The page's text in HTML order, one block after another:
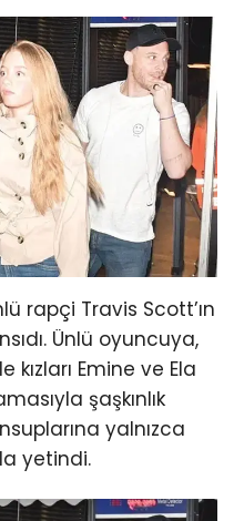
rapçi Travis Scott’ın
Ünlü oyuncuya,
kızları Emine ve Ela
şaşkınlık
yalnızca
yetindi.